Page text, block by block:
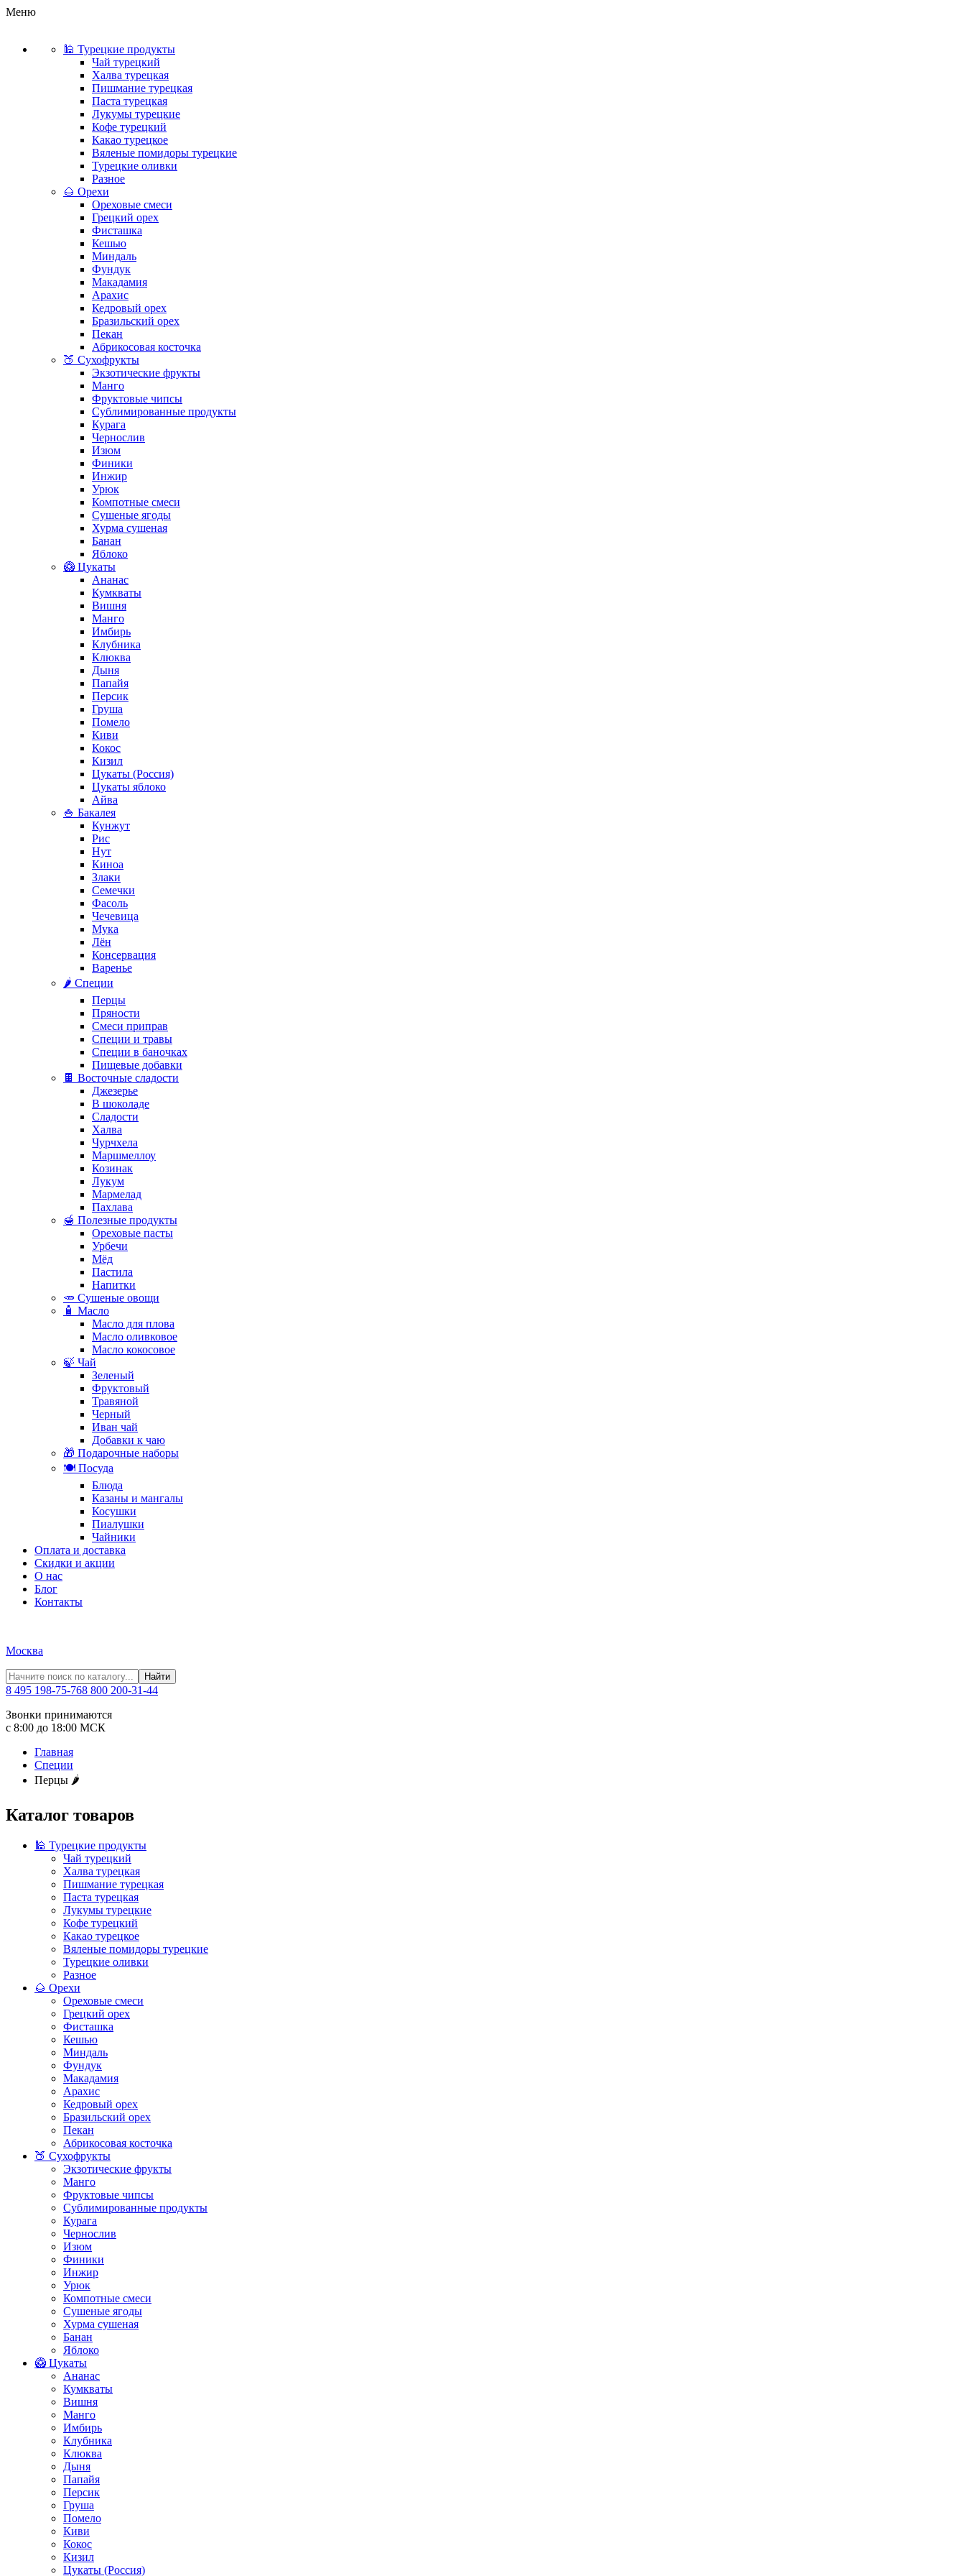
Меню
🕌 Турецкие продукты
Чай турецкий
Халва турецкая
Пишмание турецкая
Паста турецкая
Лукумы турецкие
Кофе турецкий
Какао турецкое
Вяленые помидоры турецкие
Турецкие оливки
Разное
🌰 Орехи
Ореховые смеси
Грецкий орех
Фисташка
Кешью
Миндаль
Фундук
Макадамия
Арахис
Кедровый орех
Бразильский орех
Пекан
Абрикосовая косточка
🍑 Сухофрукты
Экзотические фрукты
Манго
Фруктовые чипсы
Сублимированные продукты
Курага
Чернослив
Изюм
Финики
Инжир
Урюк
Компотные смеси
Сушеные ягоды
Хурма сушеная
Банан
Яблоко
🥝 Цукаты
Ананас
Кумкваты
Вишня
Манго
Имбирь
Клубника
Клюква
Дыня
Папайя
Персик
Груша
Помело
Киви
Кокос
Кизил
Цукаты (Россия)
Цукаты яблоко
Айва
🍚 Бакалея
Кунжут
Рис
Нут
Киноа
Злаки
Семечки
Фасоль
Чечевица
Мука
Лён
Консервация
Варенье
🌶️ Специи
Перцы
Пряности
Смеси приправ
Специи и травы
Специи в баночках
Пищевые добавки
🍫 Восточные сладости
Джезерье
В шоколаде
Сладости
Халва
Чурчхела
Маршмеллоу
Козинак
Лукум
Мармелад
Пахлава
🍯 Полезные продукты
Ореховые пасты
Урбечи
Мёд
Пастила
Напитки
🥕 Сушеные овощи
🧴 Масло
Масло для плова
Масло оливковое
Масло кокосовое
🍃 Чай
Зеленый
Фруктовый
Травяной
Черный
Иван чай
Добавки к чаю
🎁 Подарочные наборы
🍽️ Посуда
Блюда
Казаны и мангалы
Косушки
Пиалушки
Чайники
Оплата и доставка
Скидки и акции
О нас
Блог
Контакты
Москва
Найти
8 495 198-75-768 800 200-31-44
Звонки принимаются
с 8:00 до 18:00 МСК
Главная
Специи
Перцы 🌶️
Каталог товаров
🕌 Турецкие продукты
Чай турецкий
Халва турецкая
Пишмание турецкая
Паста турецкая
Лукумы турецкие
Кофе турецкий
Какао турецкое
Вяленые помидоры турецкие
Турецкие оливки
Разное
🌰 Орехи
Ореховые смеси
Грецкий орех
Фисташка
Кешью
Миндаль
Фундук
Макадамия
Арахис
Кедровый орех
Бразильский орех
Пекан
Абрикосовая косточка
🍑 Сухофрукты
Экзотические фрукты
Манго
Фруктовые чипсы
Сублимированные продукты
Курага
Чернослив
Изюм
Финики
Инжир
Урюк
Компотные смеси
Сушеные ягоды
Хурма сушеная
Банан
Яблоко
🥝 Цукаты
Ананас
Кумкваты
Вишня
Манго
Имбирь
Клубника
Клюква
Дыня
Папайя
Персик
Груша
Помело
Киви
Кокос
Кизил
Цукаты (Россия)